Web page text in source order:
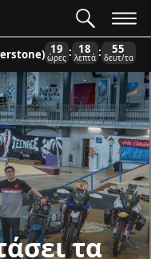
19
ώρες : 18
λεπτά : 53
δευτ/τα
τα